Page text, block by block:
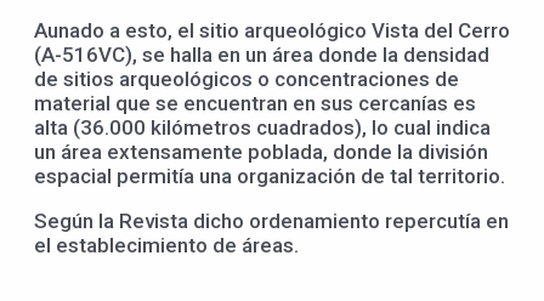
Aunado a esto, el sitio arqueológico Vista del Cerro
(A-516VC), se halla en un área donde la densidad
de sitios arqueológicos o concentraciones de
material que se encuentran en sus cercanías es
alta (36.000 kilómetros cuadrados), lo cual indica
un área extensamente poblada, donde la división
espacial permitía una organización de tal territorio.
Según la Revista dicho ordenamiento repercutía en
el establecimiento de áreas.